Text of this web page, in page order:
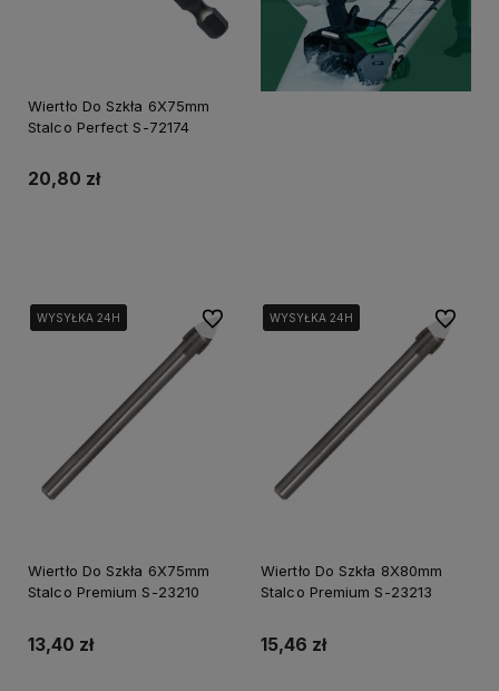
Wiertło Do Szkła 6X75mm
Stalco Perfect S-72174
20,80 zł
WYSYŁKA 24H
WYSYŁKA 24H
WYSYŁKA 24H
Wiertło Do Szkła 6X75mm
Stalco Premium S-23210
13,40 zł
Do ulubionychWYSYŁKA 24H
WYSYŁKA 24H
WYSYŁKA 24H
Wiertło Do Szkła 8X80mm
Stalco Premium S-23213
15,46 zł
Do